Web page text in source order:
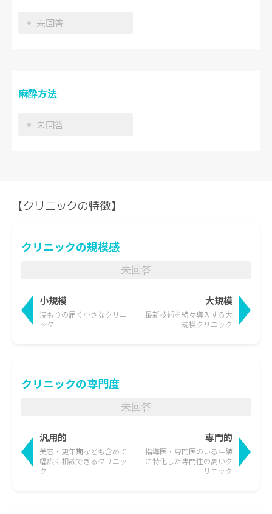
未回答
麻酔方法
未回答
【クリニックの特徴】
クリニックの規模感
未回答
小規模
温もりの届く 小さなクリニ
ック
最新技術を続々導入する大
規模クリニック
大規模
クリニックの専門度
未回答
汎用的
美容・更年期なども含めて
幅広く相談できるクリニッ
ク
指導医・専門医のいる生殖
に特化した専門性の高いク
リニック
専門的